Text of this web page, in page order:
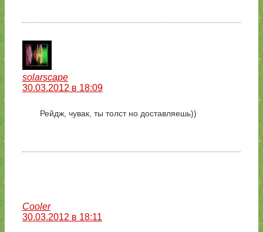
solarscape
30.03.2012 в 18:09
Рейдж, чувак, ты толст но доставляешь))
Cooler
30.03.2012 в 18:11